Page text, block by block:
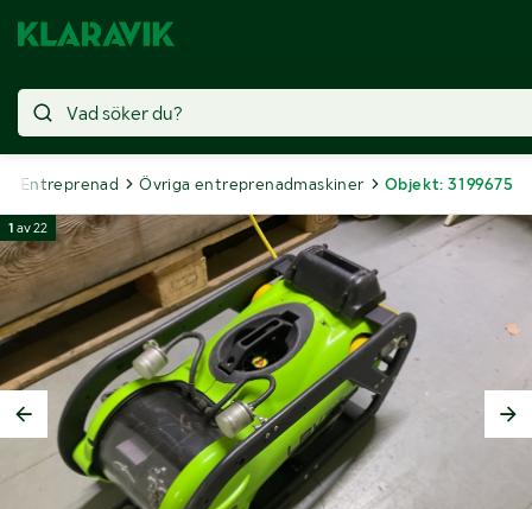
Entreprenad Övriga entreprenadmaskiner Objekt: 3199675
1 av22